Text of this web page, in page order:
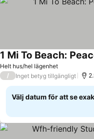
Helt hus/hel lägenhet
1 Mi To Beach:
/ Inget betyg tillgängligt
Välj datum för att se